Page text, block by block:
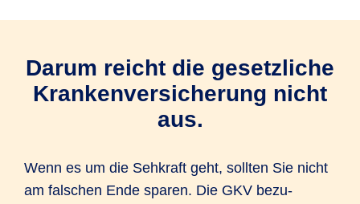
Darum reicht die gesetzliche
Krankenversicherung nicht
aus.
Wenn es um die Sehkraft geht, sollten Sie nicht
am falschen Ende sparen. Die GKV bezu­